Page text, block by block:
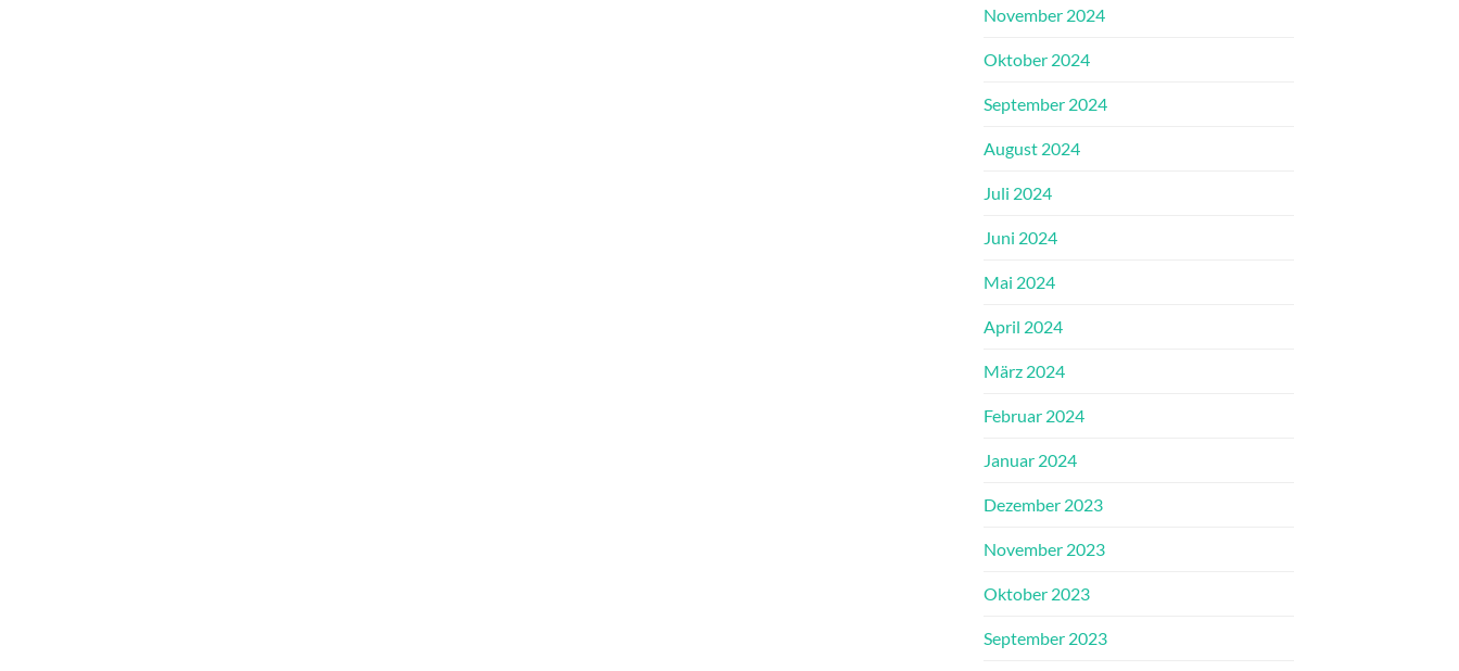
November 2024
Oktober 2024
September 2024
August 2024
Juli 2024
Juni 2024
Mai 2024
April 2024
März 2024
Februar 2024
Januar 2024
Dezember 2023
November 2023
Oktober 2023
September 2023